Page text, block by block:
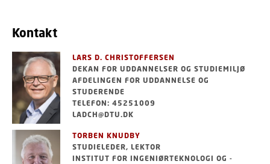
Kontakt
LARS D. CHRISTOFFERSEN
DEKAN FOR UDDANNELSER OG STUDIEMILJØ
AFDELINGEN FOR UDDANNELSE OG
STUDERENDE
TELEFON: 45251009
LADCH@DTU.DK
TORBEN KNUDBY
STUDIELEDER, LEKTOR
INSTITUT FOR INGENIØRTEKNOLOGI OG -